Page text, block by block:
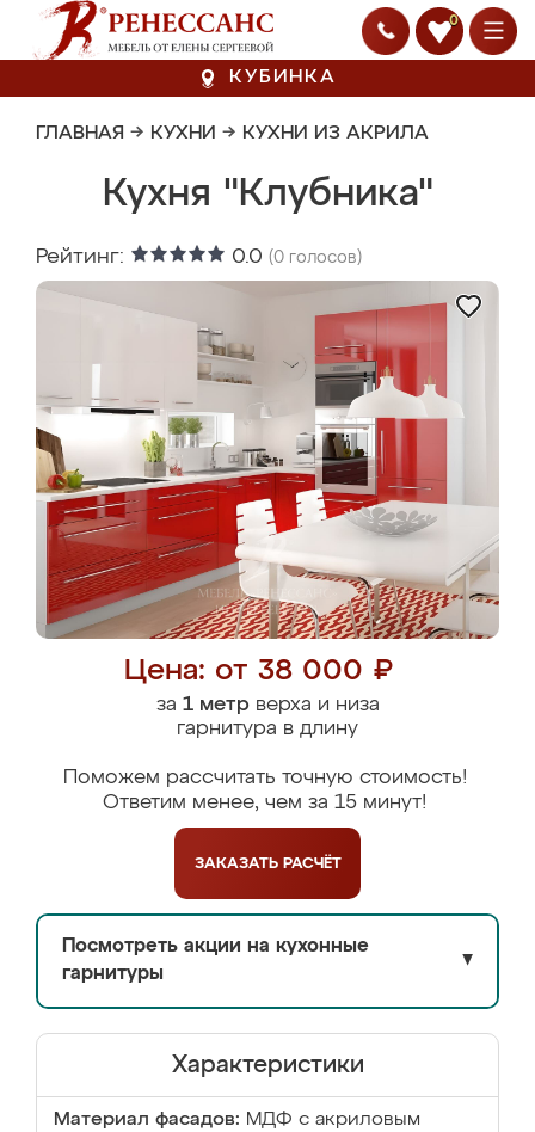
0
КУБИНКА
ГЛАВНАЯ → КУХНИ → КУХНИ ИЗ АКРИЛА
Кухня "Клубника"
Рейтинг: 0.0 (0 голосов)
Цена: от 38 000 ₽
за 1 метрверха и низа
гарнитура в длину
Поможем рассчитать точную стоимость!
Ответим менее, чем за 15 минут!
ЗАКАЗАТЬ РАСЧЁТ
Посмотреть акции на кухонные
гарнитуры
▼
Характеристики
Материал фасадов: МДФ с акриловым